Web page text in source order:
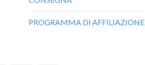
PROGRAMMA DI AFFILIAZIONE